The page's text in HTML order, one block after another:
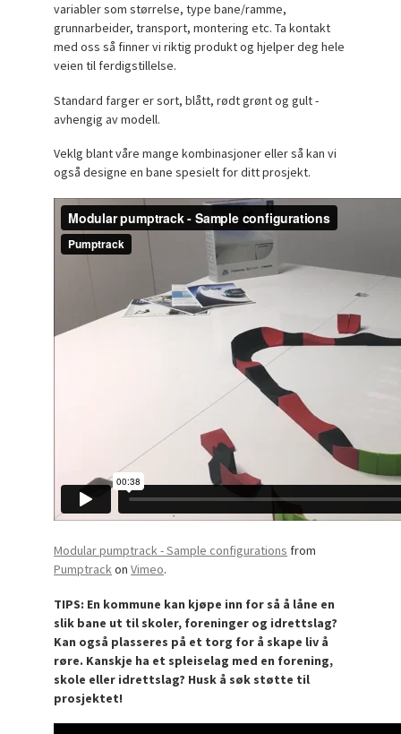
variabler som størrelse, type bane/ramme,
grunnarbeider, transport, montering etc. Ta kontakt
med oss så finner vi riktig produkt og hjelper deg hele
veien til ferdigstillelse.
Standard farger er sort, blått, rødt grønt og gult -
avhengig av modell.
Veklg blant våre mange kombinasjoner eller så kan vi
også designe en bane spesielt for ditt prosjekt.
Modular pumptrack - Sample configurations from
PumptrackonVimeo.
TIPS: En kommune kan kjøpe inn for så å låne en
slik bane ut til skoler, foreninger og idrettslag?
Kan også plasseres på et torg for å skape liv å
røre. Kanskje ha et spleiselag med en forening,
skole eller idrettslag? Husk å søk støtte til
prosjektet!